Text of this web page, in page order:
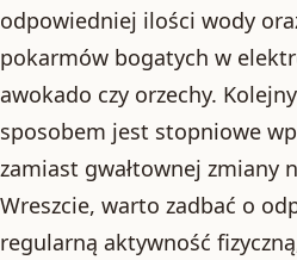
odpowiedniej ilości wody
pokarmów bogatych w
awokado czy orzechy.
sposobem jest stopniowe
zamiast gwałtownej zmiany
Wreszcie, warto zadbać o
regularną aktywność